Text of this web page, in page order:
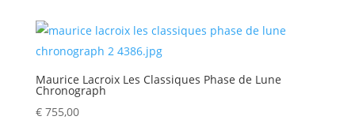
Maurice Lacroix Les Classiques Phase de Lune
Chronograph
€755,00